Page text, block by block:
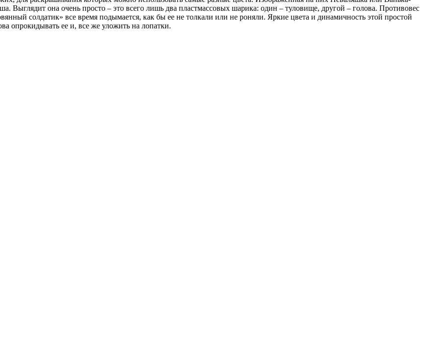
Выглядит она очень просто – это всего лишь два пластмассовых шарика: один – туловище, другой – голова. Противовес
солдатик» все время подымается, как бы ее не толкали или не роняли. Яркие цвета и динамичность этой простой
опрокидывать ее и, все же уложить на лопатки.